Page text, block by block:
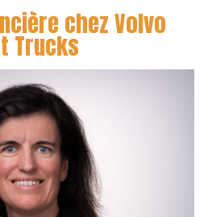
chez Volvo
Trucks